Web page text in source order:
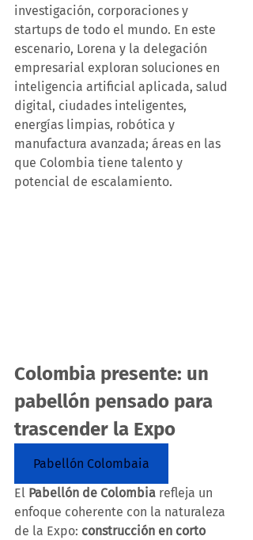
investigación, corporaciones y
startups de todo el mundo. En este
escenario, Lorena y la delegación
empresarial exploran soluciones en
inteligencia artificial aplicada, salud
digital, ciudades inteligentes,
energías limpias, robótica y
manufactura avanzada; áreas en las
que Colombia tiene talento y
potencial de escalamiento.
Colombia presente: un
pabellón pensado para
trascender la Expo
Pabellón Colombaia
El Pabellón de Colombia refleja un
enfoque coherente con la naturaleza
de la Expo: construcción en corto